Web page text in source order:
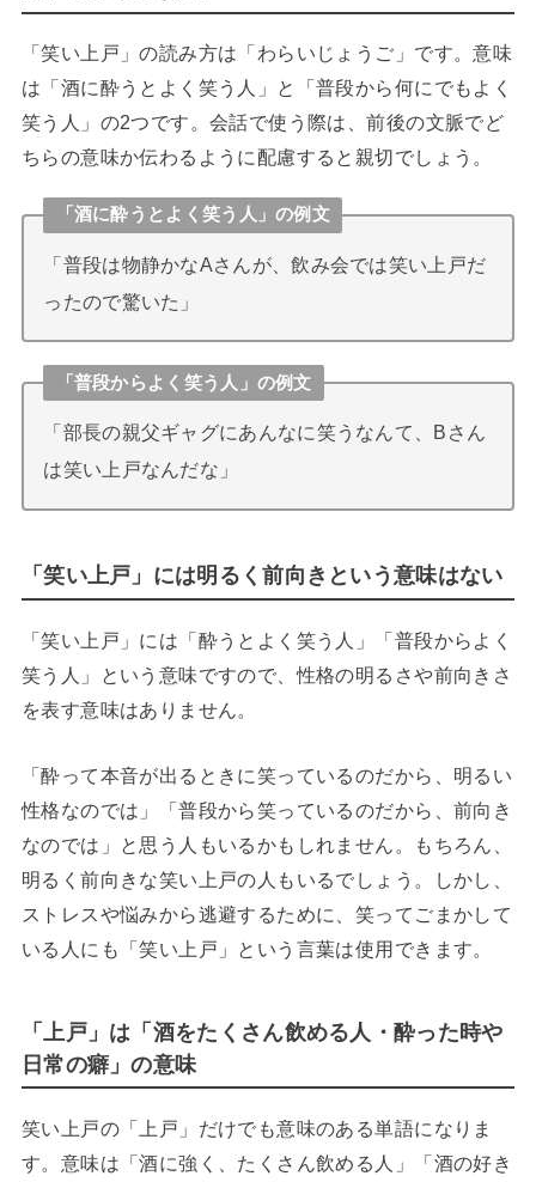
「笑い上戸」の読み方は「わらいじょうご」です。意味
は「酒に酔うとよく笑う人」と「普段から何にでもよく
笑う人」の2つです。会話で使う際は、前後の文脈でど
ちらの意味か伝わるように配慮すると親切でしょう。
「酒に酔うとよく笑う人」の例文
「普段は物静かなAさんが、飲み会では笑い上戸だ
ったので驚いた」
「普段からよく笑う人」の例文
「部長の親父ギャグにあんなに笑うなんて、Bさん
は笑い上戸なんだな」
「笑い上戸」には明るく前向きという意味はない
「笑い上戸」には「酔うとよく笑う人」「普段からよく
笑う人」という意味ですので、性格の明るさや前向きさ
を表す意味はありません。
「酔って本音が出るときに笑っているのだから、明るい
性格なのでは」「普段から笑っているのだから、前向き
なのでは」と思う人もいるかもしれません。もちろん、
明るく前向きな笑い上戸の人もいるでしょう。しかし、
ストレスや悩みから逃避するために、笑ってごまかして
いる人にも「笑い上戸」という言葉は使用できます。
「上戸」は「酒をたくさん飲める人・酔った時や
日常の癖」の意味
笑い上戸の「上戸」だけでも意味のある単語になりま
す。意味は「酒に強く、たくさん飲める人」「酒の好き